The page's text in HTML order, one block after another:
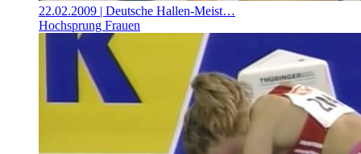
22.02.2009 | Deutsche Hallen-Meist…
Hochsprung Frauen